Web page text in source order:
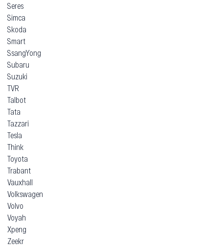
Seres
Simca
Skoda
Smart
SsangYong
Subaru
Suzuki
TVR
Talbot
Tata
Tazzari
Tesla
Think
Toyota
Trabant
Vauxhall
Volkswagen
Volvo
Voyah
Xpeng
Zeekr